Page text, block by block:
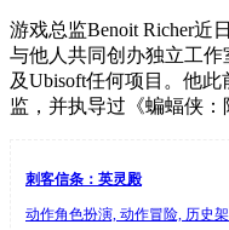
游戏总监Benoit Richer近
与他人共同创办独立工作
及Ubisoft任何项目。他
监，并执导过《蝙蝠侠：
刺客信条：英灵殿
动作角色扮演, 动作冒险, 历史